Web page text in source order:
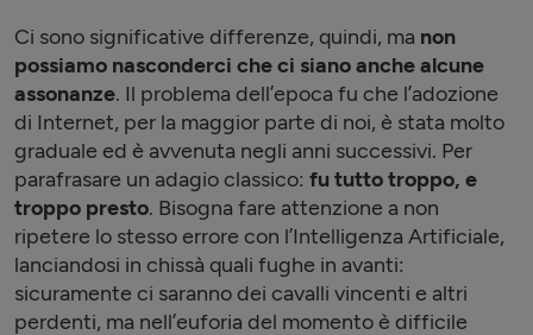
Ci sono significative differenze, quindi, ma non
possiamo nasconderci che ci siano anche alcune
assonanze. Il problema dell’epoca fu che l’adozione
di Internet, per la maggior parte di noi, è stata molto
graduale ed è avvenuta negli anni successivi. Per
parafrasare un adagio classico: fu tutto troppo, e
troppo presto. Bisogna fare attenzione a non
ripetere lo stesso errore con l’Intelligenza Artificiale,
lanciandosi in chissà quali fughe in avanti:
sicuramente ci saranno dei cavalli vincenti e altri
perdenti, ma nell’euforia del momento è difficile